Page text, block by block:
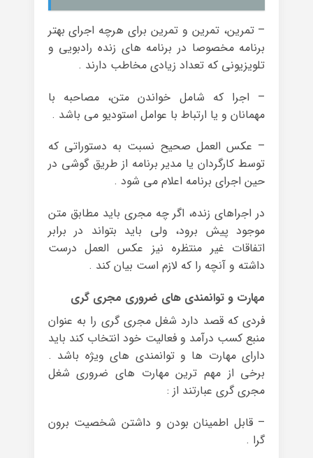
– تمرین، تمرین و تمرین برای هرچه اجرای بهتر
برنامه مخصوصا در برنامه های زنده رادبویی و
تلویزیونی که تعداد زیادی مخاطب دارند .
– اجرا که شامل خواندن متن، مصاحبه با
مهمانان و یا ارتباط با عوامل استودیو می باشد .
– عکس العمل صحیح نسبت به دستوراتی که
توسط کارگردان یا مدیر برنامه از طریق گوشی در
حین اجرای برنامه اعلام می شود .
در اجراهای زنده، اگر چه مجری باید مطابق متن
موجود پیش برود، ولی باید بتواند در برابر
اتفاقات غیر منتظره نیز عکس العمل درست
داشته و آنچه را که لازم است بیان کند .
مهارت و توانمندی های ضروری مجری گری
فردی که قصد دارد شغل مجری گری را به عنوان
منبع کسب درآمد و فعالیت خود انتخاب کند باید
دارای مهارت ها و توانمندی های ویژه باشد .
برخی از مهم ترین مهارت های ضروری شغل
مجری گری عبارتند از :
– قابل اطمینان بودن و داشتن شخصیت برون
گرا .